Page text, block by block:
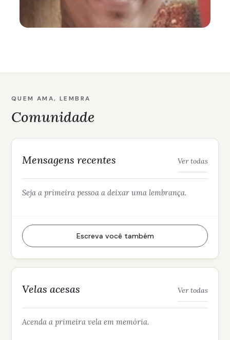
QUEM AMA, LEMBRA
Comunidade
Mensagens recentes Ver todas
Seja a primeira pessoa a deixar uma lembrança.
Escreva você também
Velas acesas Ver todas
Acenda a primeira vela em memória.